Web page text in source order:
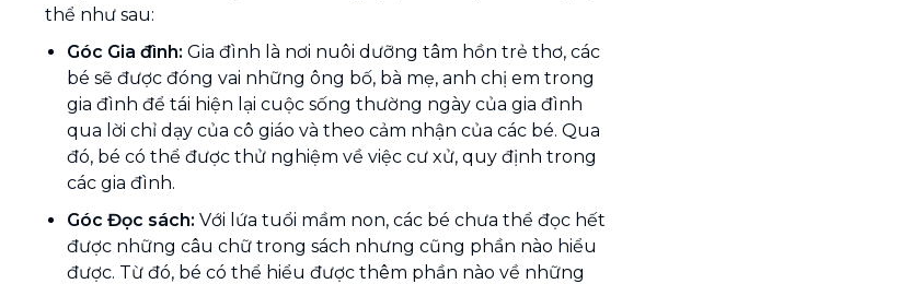
thể như sau:
Góc Gia đình: Gia đình là nơi nuôi dưỡng tâm hồn trẻ thơ, các
bé sẽ được đóng vai những ông bố, bà mẹ, anh chị em trong
gia đình để tái hiện lại cuộc sống thường ngày của gia đình
qua lời chỉ dạy của cô giáo và theo cảm nhận của các bé. Qua
đó, bé có thể được thử nghiệm về việc cư xử, quy định trong
các gia đình.
Góc Đọc sách: Với lứa tuổi mầm non, các bé chưa thể đọc hết
được những câu chữ trong sách nhưng cũng phần nào hiểu
được. Từ đó, bé có thể hiểu được thêm phần nào về những